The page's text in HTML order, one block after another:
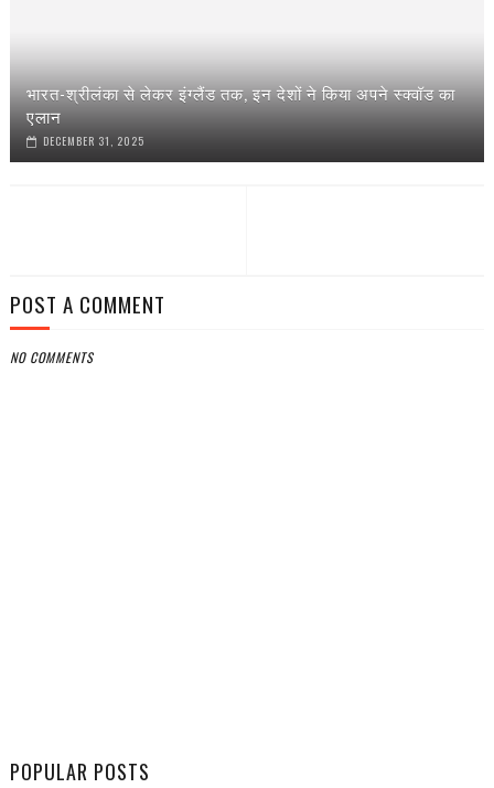
भारत-श्रीलंका से लेकर इंग्‍लैंड तक, इन देशों ने किया अपने स्‍क्वॉड का
एलान
DECEMBER 31, 2025
POST A COMMENT
NO COMMENTS
POPULAR POSTS